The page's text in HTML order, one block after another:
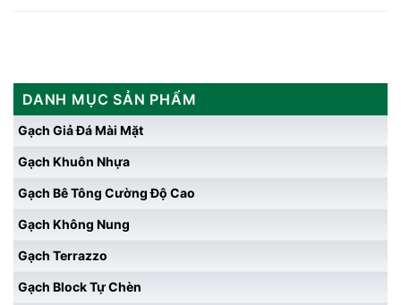
DANH MỤC SẢN PHẨM
Gạch Giả Đá Mài Mặt
Gạch Khuôn Nhựa
Gạch Bê Tông Cường Độ Cao
Gạch Không Nung
Gạch Terrazzo
Gạch Block Tự Chèn